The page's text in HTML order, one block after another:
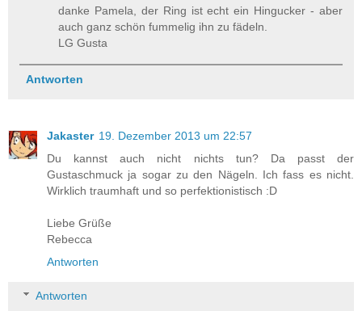
danke Pamela, der Ring ist echt ein Hingucker - aber
auch ganz schön fummelig ihn zu fädeln.
LG Gusta
Antworten
Jakaster 19. Dezember 2013 um 22:57
Du kannst auch nicht nichts tun? Da passt der
Gustaschmuck ja sogar zu den Nägeln. Ich fass es nicht.
Wirklich traumhaft und so perfektionistisch :D
Liebe Grüße
Rebecca
Antworten
Antworten